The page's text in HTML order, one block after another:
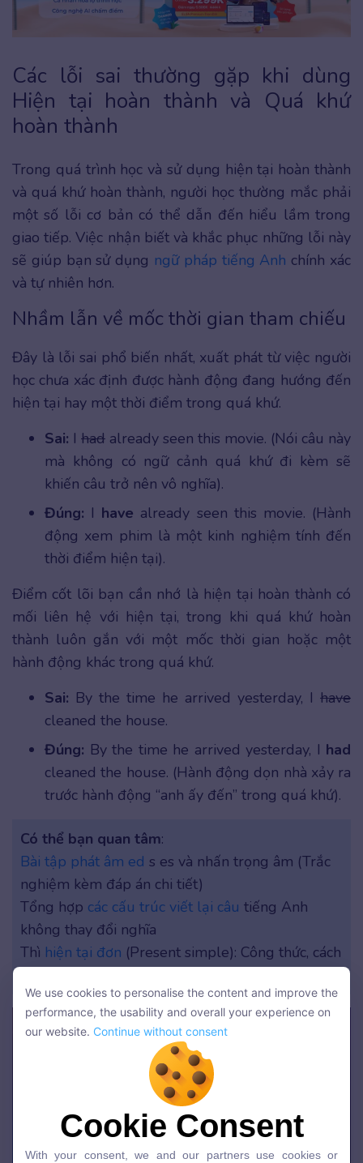
Các lỗi sai thường gặp khi dùng
Hiện tại hoàn thành và Quá khứ
hoàn thành
Trong quá trình học và sử dụng hiện tại hoàn thành
và quá khứ hoàn thành, người học thường mắc phải
một số lỗi cơ bản có thể dẫn đến hiểu lầm trong
giao tiếp. Việc nhận biết và khắc phục những lỗi này
sẽ giúp bạn sử dụng ngữ pháp tiếng Anh chính xác
và tự nhiên hơn.
Nhầm lẫn về mốc thời gian tham chiếu
Đây là lỗi sai phổ biến nhất, xuất phát từ việc người
học chưa xác định được hành động đang hướng đến
hiện tại hay một thời điểm trong quá khứ.
Sai: I had already seen this movie. (Nói câu này
mà không có ngữ cảnh quá khứ đi kèm sẽ
khiến câu trở nên vô nghĩa).
Đúng: I have already seen this movie. (Hành
động xem phim là một kinh nghiệm tính đến
thời điểm hiện tại).
Điểm cốt lõi bạn cần nhớ là hiện tại hoàn thành có
mối liên hệ với hiện tại, trong khi quá khứ hoàn
thành luôn gắn với một mốc thời gian hoặc một
hành động khác trong quá khứ.
Sai: By the time he arrived yesterday, I have
cleaned the house.
Đúng: By the time he arrived yesterday, I had
cleaned the house. (Hành động dọn nhà xảy ra
trước hành động “anh ấy đến” trong quá khứ).
Có thể bạn quan tâm:
Bài tập phát âm ed s es và nhấn trọng âm (Trắc
nghiệm kèm đáp án chi tiết)
Tổng hợp các cấu trúc viết lại câu tiếng Anh
không thay đổi nghĩa
Thì hiện tại đơn (Present simple): Công thức, cách
We use cookies to personalise the content and improve the
performance, the usability and overall your experience on
Continue without consent
Cookie Consent
We use cookies to personalise the content and improve the
performance, the usability and overall your experience on
our website. Continue without consent
Cookie Consent
With your consent, we and our partners use cookies or